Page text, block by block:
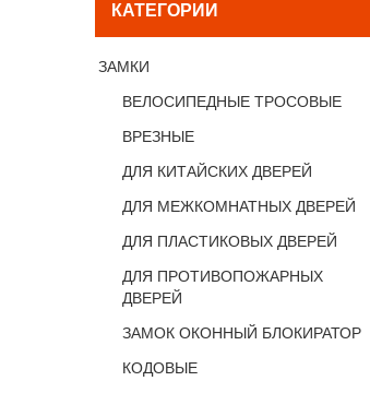
КАТЕГОРИИ
ЗАМКИ
ВЕЛОСИПЕДНЫЕ ТРОСОВЫЕ
ВРЕЗНЫЕ
ДЛЯ КИТАЙСКИХ ДВЕРЕЙ
ДЛЯ МЕЖКОМНАТНЫХ ДВЕРЕЙ
ДЛЯ ПЛАСТИКОВЫХ ДВЕРЕЙ
ДЛЯ ПРОТИВОПОЖАРНЫХ
ДВЕРЕЙ
ЗАМОК ОКОННЫЙ БЛОКИРАТОР
КОДОВЫЕ